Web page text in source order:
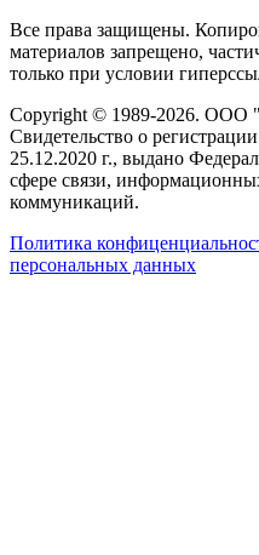
Все права защищены.
материалов запрещено,
только при условии
Copyright © 1989-2026. ООО
Свидетельство о
25.12.2020 г., выдано
сфере связи,
коммуникаций.
Политика
персональных данных